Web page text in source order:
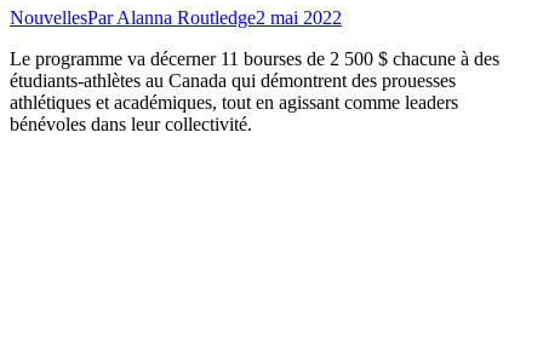
NouvellesParAlanna Routledge2 mai 2022
Le programme va décerner 11 bourses de 2 500 $ chacune à des
étudiants-athlètes au Canada qui démontrent des prouesses
athlétiques et académiques, tout en agissant comme leaders
bénévoles dans leur collectivité.